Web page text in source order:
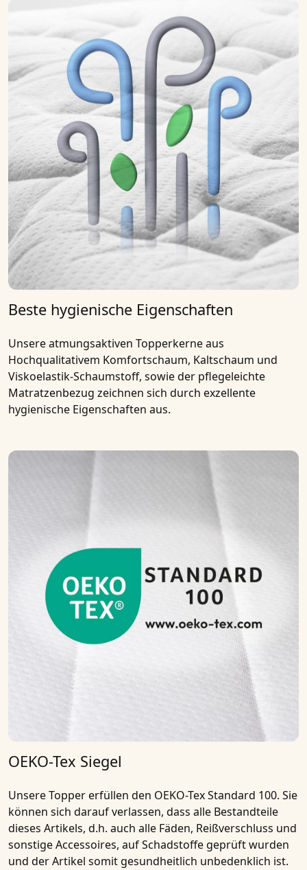
Beste hygienische Eigenschaften
Unsereatmungsaktiven Topperkerneaus
Hochqualitativem Komfortschaum, Kaltschaum und
Viskoelastik-Schaumstoff, sowie der pflegeleichte
Matratzenbezug zeichnen sich durch exzellente
hygienische Eigenschaften aus.
OEKO-Tex Siegel
Unsere Topper erfüllen den OEKO-Tex Standard 100. Sie
können sich darauf verlassen, dass alle Bestandteile
dieses Artikels, d.h. auch alle Fäden, Reißverschluss und
sonstige Accessoires, auf Schadstoffe geprüft wurden
und der Artikel somit gesundheitlich unbedenklich ist.